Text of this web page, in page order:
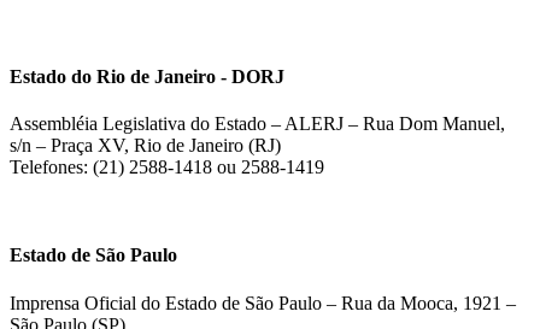
Estado do Rio de Janeiro - DORJ
Assembléia Legislativa do Estado – ALERJ – Rua Dom Manuel,
s/n – Praça XV, Rio de Janeiro (RJ)
Telefones: (21) 2588-1418 ou 2588-1419
Estado de São Paulo
Imprensa Oficial do Estado de São Paulo – Rua da Mooca, 1921 –
São Paulo (SP)